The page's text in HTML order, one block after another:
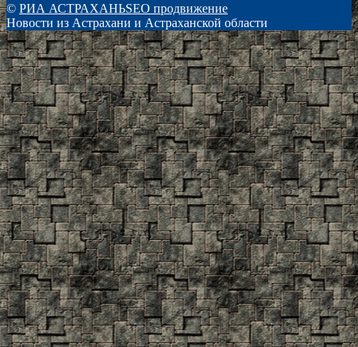
© РИА АСТРАХАНЬSEO продвижение
Новости из Астрахани и Астраханской области